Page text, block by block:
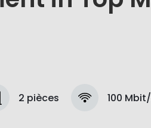
2 pièces 100